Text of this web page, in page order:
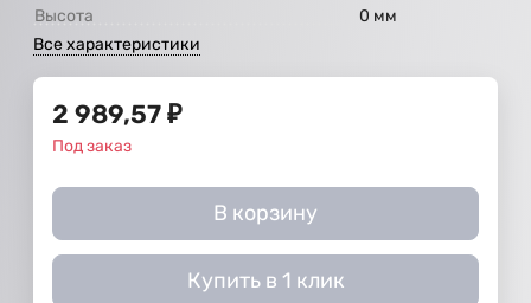
Высота
0 мм
Все характеристики
2 989,57 ₽
Под заказ
В корзину
Купить в 1 клик